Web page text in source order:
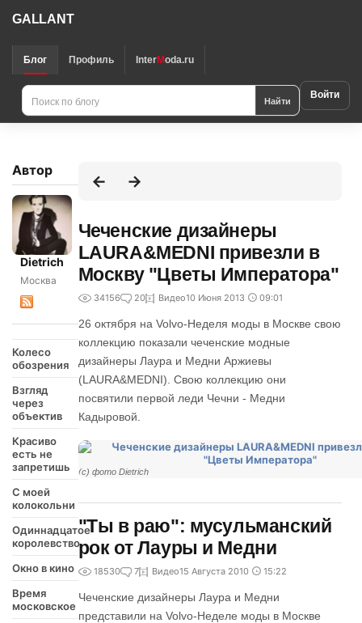
GALLANT
Блог Профиль InterModa.ru
Найти Войти
Автор
Dietrich
Москва
Колесо
обозрения
Взгляд
через
объектив
Красиво
есть не
запретишь
С моей
колокольни
Одиннадцатое
королевство
Окно в кино
Время
московское
Чеченские дизайнеры
LAURA&MEDNI привезли в
Москву "Цветы Императора"
34156 20 Видео10 Июня 2013 09:01
26 октября на Volvo-Неделя моды в Москве свою
коллекцию показали чеченские модные
дизайнеры Лаура и Медни Аржиевы
(LAURA&MEDNI). Свою коллекцию они
посвятили первой леди Чечни - Медни
Кадыровой.
(c) фото Dietrich
"Ты в раю": мусульманский
рок от Лауры и Медни
18530 7 Видео15 Августа 2010 15:22
Чеченские дизайнеры Лаура и Медни
представили на Volvo-Неделе моды в Москве